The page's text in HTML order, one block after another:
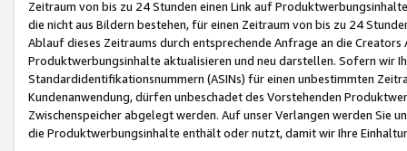
Zeitraum von bis zu 24 Stunden einen Link auf
die nicht aus Bildern bestehen, für einen Zeitraum von bis zu 24
Ablauf dieses Zeitraums durch entsprechende Anfrage an die
Produktwerbungsinhalte aktualisieren und neu darstellen. Sofern wir
Standardidentifikationsnummern (ASINs) für einen unbestimmten
Kundenanwendung, dürfen unbeschadet des Vorstehenden
Zwischenspeicher abgelegt werden. Auf unser Verlangen werden Sie
die Produktwerbungsinhalte enthält oder nutzt, damit wir Ihre